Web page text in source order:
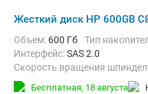
Жесткий диск HP 600GB
Объем: 600 Гб Тип
Интерфейс:SAS 2.0
Скорость вращения
Бесплатная, 18 августа